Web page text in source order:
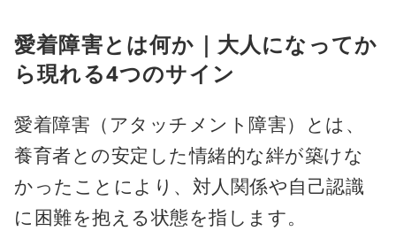
愛着障害とは何か｜大人になってか
ら現れる4つのサイン
愛着障害（アタッチメント障害）とは、
養育者との安定した情緒的な絆が築けな
かったことにより、対人関係や自己認識
に困難を抱える状態を指します。